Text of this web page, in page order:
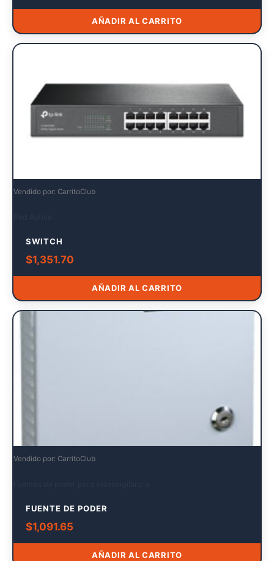
AÑADIR AL CARRITO
Vendido por: CarritoClub
SWITCH
$1,351.70
AÑADIR AL CARRITO
Vendido por: CarritoClub
FUENTE DE PODER
$1,091.65
AÑADIR AL CARRITO